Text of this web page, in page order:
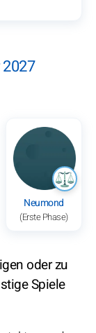
Neumond
(Erste Phase)
oder zu
Spiele